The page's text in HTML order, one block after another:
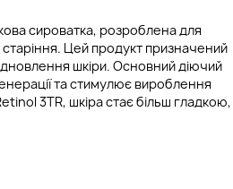
сироватка, розроблена для
Цей продукт призначений
шкіри. Основний діючий
та стимулює вироблення
3TR, шкіра стає більш гладкою,